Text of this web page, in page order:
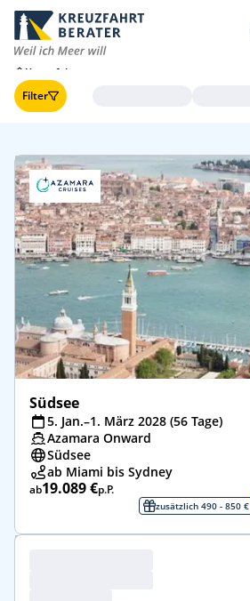
Kreuzfahrten
Filter
Südsee
5. Jan.–1. März 2028 (56 Tage)
Azamara Onward
Südsee
ab Miami bis Sydney
ab19.089 €p.P.
zusätzlich 490 - 850 €